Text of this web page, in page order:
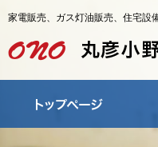
家電販売、ガス灯油販売、住宅設